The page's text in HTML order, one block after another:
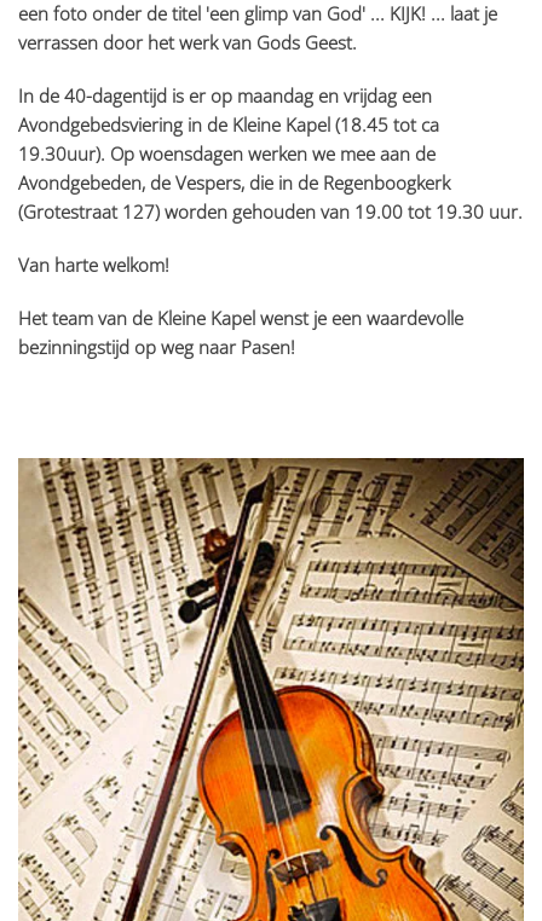
een foto onder de titel 'een glimp van God' ... KIJK! ... laat je
verrassen door het werk van Gods Geest.
In de 40-dagentijd is er op maandag en vrijdag een
Avondgebedsviering in de Kleine Kapel (18.45 tot ca
19.30uur). Op woensdagen werken we mee aan de
Avondgebeden, de Vespers, die in de Regenboogkerk
(Grotestraat 127) worden gehouden van 19.00 tot 19.30 uur.
Van harte welkom!
Het team van de Kleine Kapel wenst je een waardevolle
bezinningstijd op weg naar Pasen!